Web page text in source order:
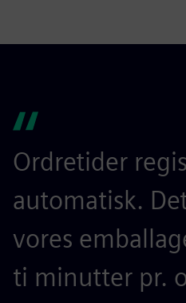
Ordretider
automatisk.
vores
ti minutter pr.